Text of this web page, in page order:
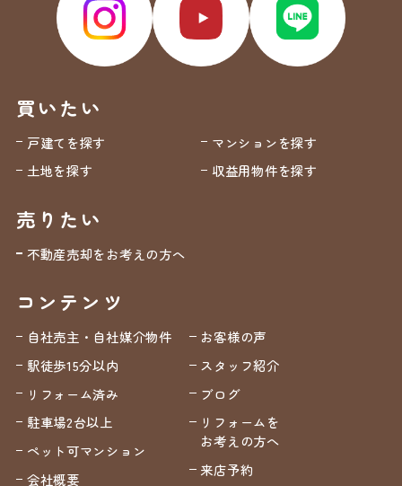
買いたい
戸建てを探す
マンションを探す
土地を探す
収益用物件を探す
売りたい
不動産売却をお考えの方へ
コンテンツ
自社売主・自社媒介物件
駅徒歩15分以内
リフォーム済み
駐車場2台以上
ペット可マンション
会社概要
お客様の声
スタッフ紹介
ブログ
リフォームを
お考えの方へ
来店予約